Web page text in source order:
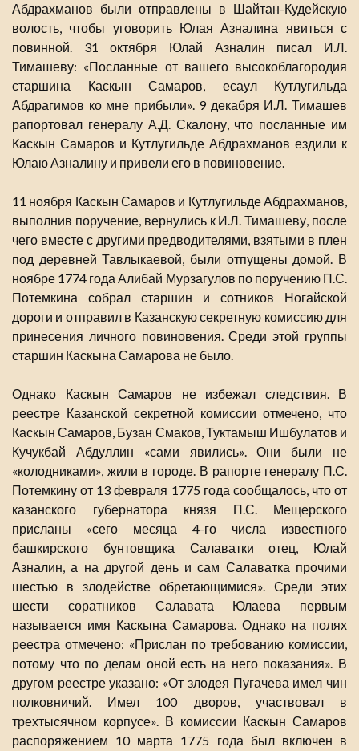
Абдрахманов были отправлены в Шайтан-Кудейскую
волость, чтобы уговорить Юлая Азналина явиться с
повинной. 31 октября Юлай Азналин писал И.Л.
Тимашеву: «Посланные от вашего высокоблагородия
старшина Каскын Самаров, есаул Кутлугильда
Абдрагимов ко мне прибыли». 9 декабря И.Л. Тимашев
рапортовал генералу А.Д. Скалону, что посланные им
Каскын Самаров и Кутлугильде Абдрахманов ездили к
Юлаю Азналину и привели его в повиновение.
11 ноября Каскын Самаров и Кутлугильде Абдрахманов,
выполнив поручение, вернулись к И.Л. Тимашеву, после
чего вместе с другими предводителями, взятыми в плен
под деревней Тавлыкаевой, были отпущены домой. В
ноябре 1774 года Алибай Мурзагулов по поручению П.С.
Потемкина собрал старшин и сотников Ногайской
дороги и отправил в Казанскую секретную комиссию для
принесения личного повиновения. Среди этой группы
старшин Каскына Самарова не было.
Однако Каскын Самаров не избежал следствия. В
реестре Казанской секретной комиссии отмечено, что
Каскын Самаров, Бузан Смаков, Туктамыш Ишбулатов и
Кучукбай Абдуллин «сами явились». Они были не
«колодниками», жили в городе. В рапорте генералу П.С.
Потемкину от 13 февраля 1775 года сообщалось, что от
казанского губернатора князя П.С. Мещерского
присланы «сего месяца 4-го числа известного
башкирского бунтовщика Салаватки отец, Юлай
Азналин, а на другой день и сам Салаватка прочими
шестью в злодействе обретающимися». Среди этих
шести соратников Салавата Юлаева первым
называется имя Каскына Самарова. Однако на полях
реестра отмечено: «Прислан по требованию комиссии,
потому что по делам оной есть на него показания». В
другом реестре указано: «От злодея Пугачева имел чин
полковничий. Имел 100 дворов, участвовал в
трехтысячном корпусе». В комиссии Каскын Самаров
распоряжением 10 марта 1775 года был включен в